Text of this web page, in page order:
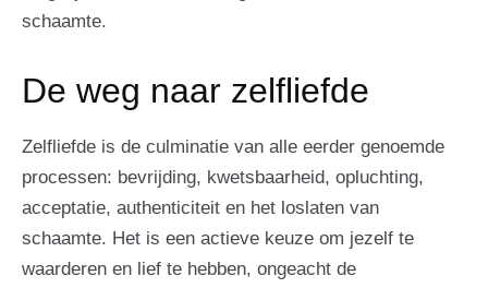
schaamte.
De weg naar zelfliefde
Zelfliefde is de culminatie van alle eerder genoemde
processen: bevrijding, kwetsbaarheid, opluchting,
acceptatie, authenticiteit en het loslaten van
schaamte. Het is een actieve keuze om jezelf te
waarderen en lief te hebben, ongeacht de